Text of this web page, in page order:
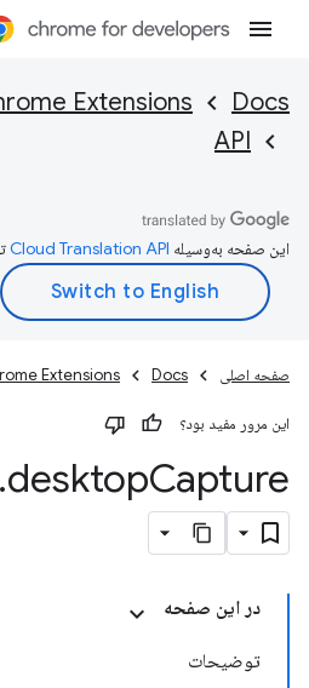
Docs
Extensions
API
این صفحه به‌وسیله
صفحه اصلی Docs
Extensions
این مرور مفید بود؟
.desktopCapture
در این صفحه
توضیحات